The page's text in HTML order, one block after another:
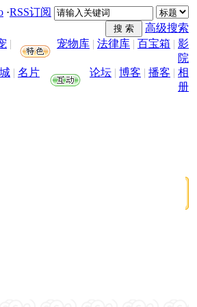
·RSS订阅
高级搜索
| 宠物库 | 法律库 | 百宝箱 | 影
院
| 名片 论坛 | 博客 | 播客 | 相
册